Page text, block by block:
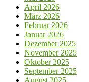
April 2026
März 2026
Februar 2026
Januar 2026
Dezember 2025
November 2025
Oktober 2025
September 2025
August 2025